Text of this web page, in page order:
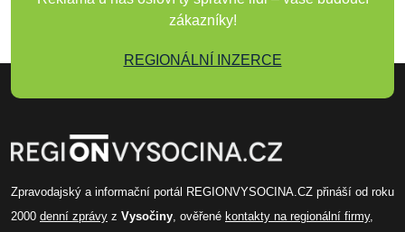
zákazníky!
REGIONÁLNÍ INZERCE
Zpravodajský a informační portál REGIONVYSOCINA.CZ přináší od roku
2000 denní zprávy z Vysočiny , ověřené kontakty na regionální firmy,